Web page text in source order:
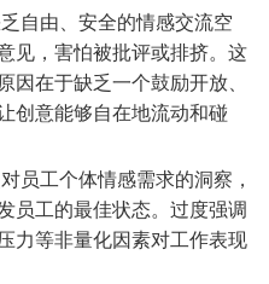
自由、安全的情感交流空
见，害怕被批评或排挤。这
在于缺乏一个鼓励开放、
创意能够自在地流动和碰
员工个体情感需求的洞察，
员工的最佳状态。过度强调
力等非量化因素对工作表现